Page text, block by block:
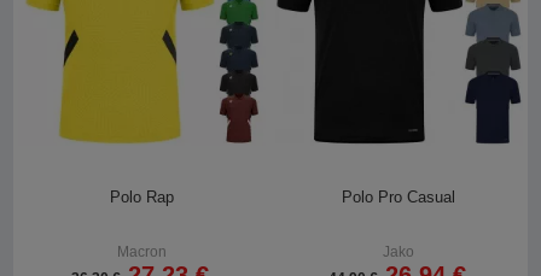
Polo Rap
Macron
Polo Pro Casual
Jako